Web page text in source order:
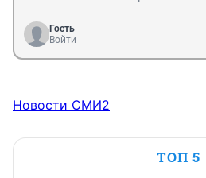
Гость
Войти
Новости СМИ2
ТОП 5